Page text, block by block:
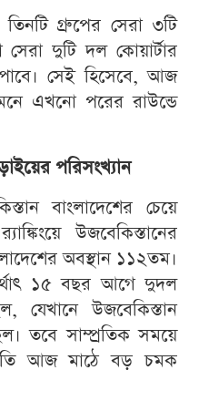
তিনটি গ্রুপের সেরা ৩টি
দুটি দল কোয়ার্টার
সেই হিসেবে, আজ
এখনো পরের রাউন্ডে
পরিসংখ্যান
বাংলাদেশের চেয়ে
উজবেকিস্তানের
অবস্থান ১১২তম।
১৫ বছর আগে দুদল
যেখানে উজবেকিস্তান
তবে সাম্প্রতিক সময়ে
আজ মাঠে বড় চমক